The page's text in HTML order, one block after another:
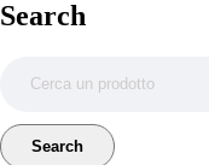
Search